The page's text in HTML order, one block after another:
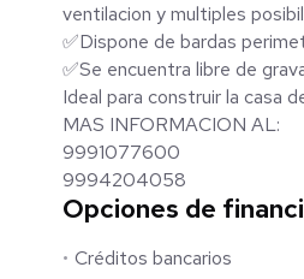
ventilacion y multiples
✅Dispone de bardas
✅Se encuentra libre de
Ideal para construir la casa
MAS INFORMACION AL:
9991077600
9994204058
Opciones de
Créditos bancarios